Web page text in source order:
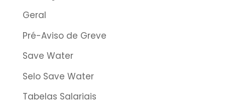
Geral
Pré-Aviso de Greve
Save Water
Selo Save Water
Tabelas Salariais